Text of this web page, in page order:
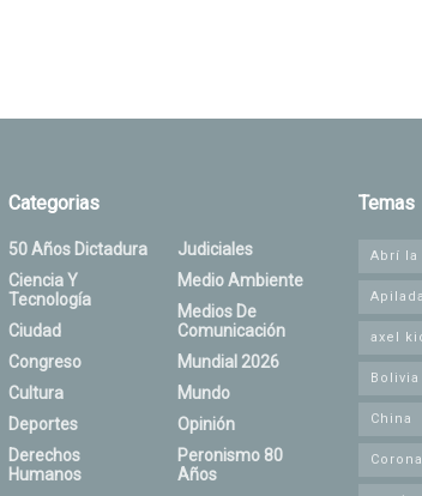
Categorias
50 Años Dictadura
Ciencia Y
Tecnología
Ciudad
Congreso
Cultura
Deportes
Derechos
Humanos
Judiciales
Medio Ambiente
Medios De
Comunicación
Mundial 2026
Mundo
Opinión
Peronismo 80
Años
Temas
Abrí la
axel
Bolivia
China